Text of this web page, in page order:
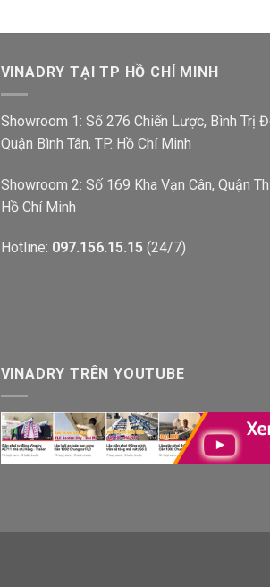
VINADRY TẠI TP HỒ CHÍ MINH
Showroom 1: Số 276 Chiến Lược, Bình Trị
Quận Bình Tân, TP. Hồ Chí Minh
Showroom 2: Số 169 Kha Vạn Cân, Quận
Hồ Chí Minh
Hotline: 097.156.15.15 (24/7)
VINADRY TRÊN YOUTUBE